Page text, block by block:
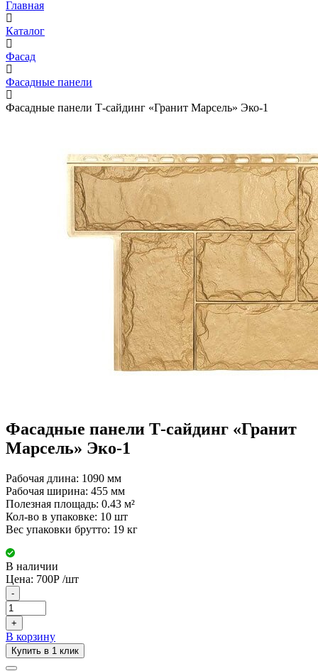
Главная
Каталог
Фасад
Фасадные панели
Фасадные панели Т-сайдинг «Гранит Марсель» Эко-1
Фасадные панели Т-сайдинг «Гранит
Марсель» Эко-1
Рабочая длина: 1090 мм
Рабочая ширина: 455 мм
Полезная площадь: 0.43 м²
Кол-во в упаковке: 10 шт
Вес упаковки брутто: 19 кг
В наличии
Цена: 700Р /шт
-
+
В корзину
Купить в 1 клик